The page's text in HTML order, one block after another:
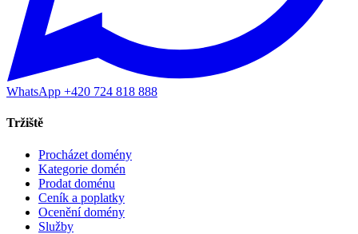
WhatsApp +420 724 818 888
Tržiště
Procházet domény
Kategorie domén
Prodat doménu
Ceník a poplatky
Ocenění domény
Služby